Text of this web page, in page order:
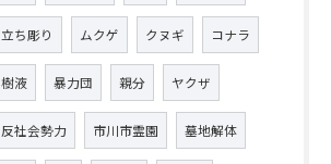
立ち彫り ムクゲ クヌギ コナラ
樹液 暴力団 親分 ヤクザ
反社会勢力 市川市霊園 墓地解体